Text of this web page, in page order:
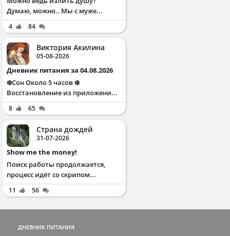
Думаю, можно.. Мы с муже...
4 84
Виктория Акилина
05-08-2026
Дневник питания за 04.08.2026
❄️Сон Около 5 часов ❄️
Восстановление из приложени...
8 65
Страна дождей
31-07-2026
Show me the money!
Поиск работы продолжается,
процесс идёт со скрипом...
11 56
ДНЕВНИК ПИТАНИЯ